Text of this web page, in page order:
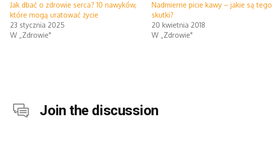
Jak dbać o zdrowie serca? 10 nawyków,
które mogą uratować życie
23 stycznia 2025
W „Zdrowie"
Nadmierne picie kawy – jakie są tego
skutki?
20 kwietnia 2018
W „Zdrowie"
Join the discussion